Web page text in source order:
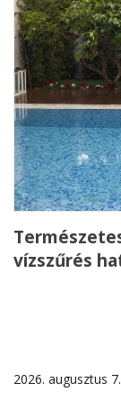
vízszűrés
2026. augusztus